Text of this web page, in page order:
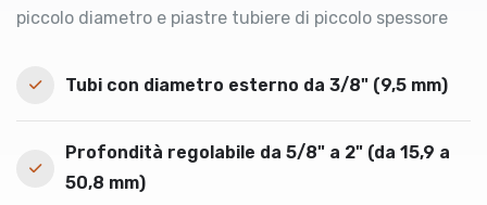
piccolo diametro e piastre tubiere di piccolo spessore
Tubi con diametro esterno da 3/8" (9,5 mm)
Profondità regolabile da 5/8" a 2" (da 15,9 a
50,8 mm)